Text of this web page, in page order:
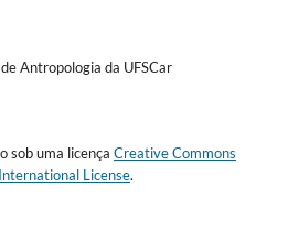
Antropologia da UFSCar
sob uma licença Creative Commons
License.